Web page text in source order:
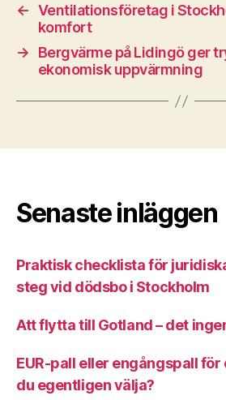
← Ventilationsföretag i
komfort
→
Bergvärme på Lidingö ger
ekonomisk uppvärmning
Senaste inläggen
Praktisk checklista för
steg vid dödsbo i Stockholm
Att flytta till Gotland – det
EUR-pall eller engångspall för
du egentligen välja?